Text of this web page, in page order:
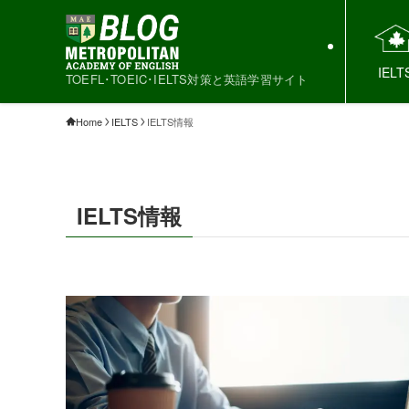
TOEFL･TOEIC･IELTS対策と英語学習サイト
Home IELTS IELTS情報
IELTS情報